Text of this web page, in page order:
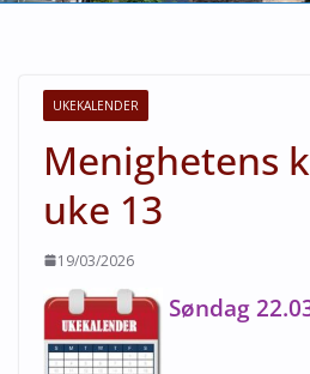
UKEKALENDER
Menighetens
uke 13
19/03/2026
Søndag